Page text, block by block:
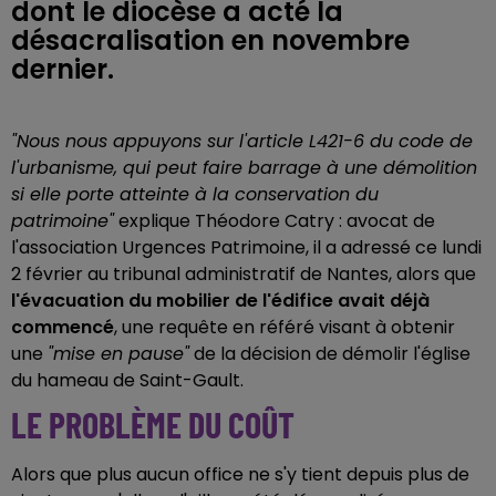
dont le diocèse a acté la
désacralisation en novembre
dernier.
"Nous nous appuyons sur l'article L421-6 du code de
l'urbanisme, qui peut faire barrage à une démolition
si elle porte atteinte à la conservation du
patrimoine"explique Théodore Catry : avocat de
l'association Urgences Patrimoine, il a adressé ce lundi
2 février au tribunal administratif de Nantes, alors que
l'évacuation du mobilier de l'édifice avait déjà
commencé, une requête en référé visant à obtenir
une "mise en pause"de la décision de démolir l'église
du hameau de Saint-Gault.
LE PROBLÈME DU COÛT
Alors que plus aucun office ne s'y tient depuis plus de